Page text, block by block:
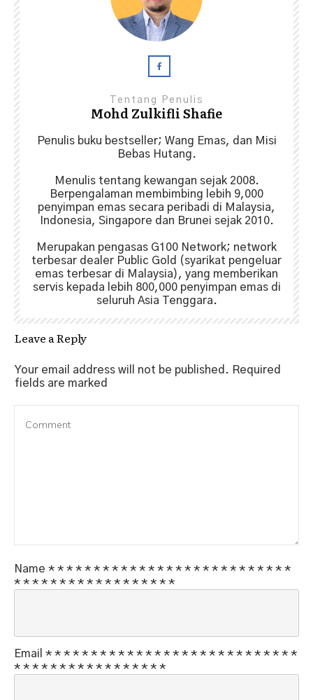
Tentang Penulis
Mohd Zulkifli Shafie
Penulis buku bestseller; Wang Emas, dan Misi
Bebas Hutang.
Menulis tentang kewangan sejak 2008.
Berpengalaman membimbing lebih 9,000
penyimpan emas secara peribadi di Malaysia,
Indonesia, Singapore dan Brunei sejak 2010.
Merupakan pengasas G100 Network; network
terbesar dealer Public Gold (syarikat pengeluar
emas terbesar di Malaysia), yang memberikan
servis kepada lebih 800,000 penyimpan emas di
seluruh Asia Tenggara.
Leave a Reply
Your email address will not be published. Required
fields are marked
Name * * * * * * * * * * * * * * * * * * * * * * * * * * *
* * * * * * * * * * * * * * * * * *
Email * * * * * * * * * * * * * * * * * * * * * * * * * * * *
* * * * * * * * * * * * * * * * *